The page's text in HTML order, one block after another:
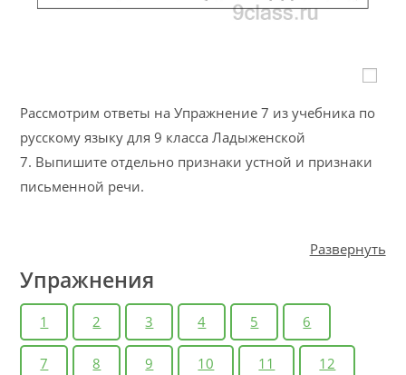
Развернуть
Рассмотрим ответы на Упражнение 7 из учебника по
русскому языку для 9 класса Ладыженской
7. Выпишите отдельно признаки устной и признаки
письменной речи.
Упражнения
1 2 3 4 5 6
7 8 9 10 11 12